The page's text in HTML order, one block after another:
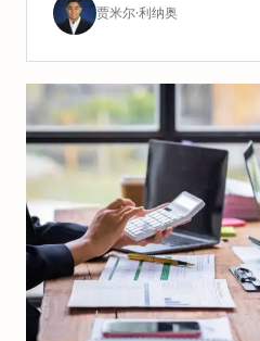
贾米尔·利纳奥